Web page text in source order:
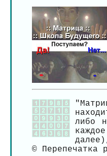
либо
© Перепечатка